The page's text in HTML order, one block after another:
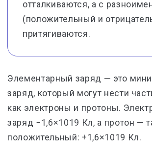
отталкиваются, а с
(положительный и
притягиваются.
Элементарный заряд — это
заряд, который могут нести
как электроны и протоны.
заряд −1,6×1019 Кл, а протон —
положительный: +1,6×1019 Кл.